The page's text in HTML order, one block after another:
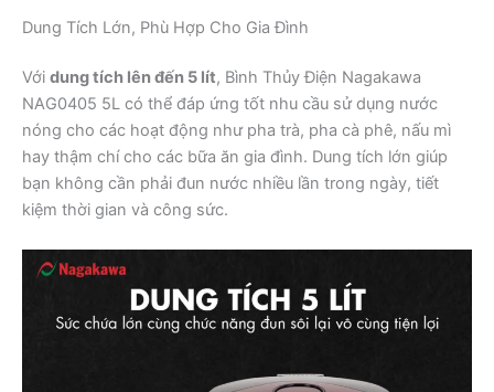
Dung Tích Lớn, Phù Hợp Cho Gia Đình
Với dung tích lên đến 5 lít, Bình Thủy Điện Nagakawa
NAG0405 5L có thể đáp ứng tốt nhu cầu sử dụng nước
nóng cho các hoạt động như pha trà, pha cà phê, nấu mì
hay thậm chí cho các bữa ăn gia đình. Dung tích lớn giúp
bạn không cần phải đun nước nhiều lần trong ngày, tiết
kiệm thời gian và công sức.